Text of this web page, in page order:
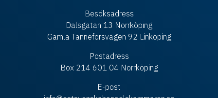
Besöksadress
Dalsgatan 13 Norrköping
Gamla Tanneforsvägen 92 Linköping
Postadress
Box 214 601 04 Norrköping
E-post